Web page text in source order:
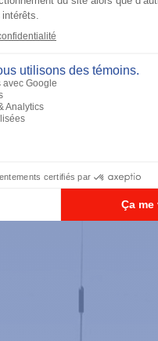
Through-hole
494 MHz
liste